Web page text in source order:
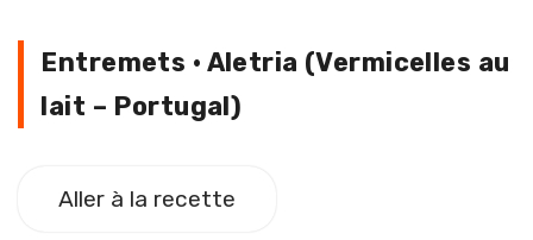
Aletria (Vermicelles au lait –
Entremets · Aletria (Vermicelles au
lait – Portugal)
Aller à la recette